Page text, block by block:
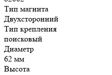
Тип магнита
Двухсторонний
Тип крепления
поисковый
Диаметр
62 мм
Высота